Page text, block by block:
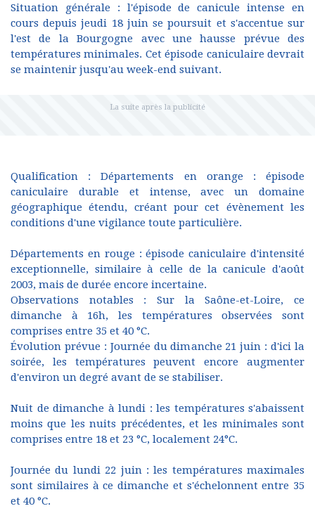
Situation générale : l'épisode de canicule intense en
cours depuis jeudi 18 juin se poursuit et s'accentue sur
l'est de la Bourgogne avec une hausse prévue des
températures minimales. Cet épisode caniculaire devrait
se maintenir jusqu'au week-end suivant.
Qualification : Départements en orange : épisode
caniculaire durable et intense, avec un domaine
géographique étendu, créant pour cet évènement les
conditions d'une vigilance toute particulière.
Départements en rouge : épisode caniculaire d'intensité
exceptionnelle, similaire à celle de la canicule d'août
2003, mais de durée encore incertaine.
Observations notables : Sur la Saône-et-Loire, ce
dimanche à 16h, les températures observées sont
comprises entre 35 et 40 °C.
Évolution prévue : Journée du dimanche 21 juin : d'ici la
soirée, les températures peuvent encore augmenter
d'environ un degré avant de se stabiliser.
Nuit de dimanche à lundi : les températures s'abaissent
moins que les nuits précédentes, et les minimales sont
comprises entre 18 et 23 °C, localement 24°C.
Journée du lundi 22 juin : les températures maximales
sont similaires à ce dimanche et s'échelonnent entre 35
et 40 °C.